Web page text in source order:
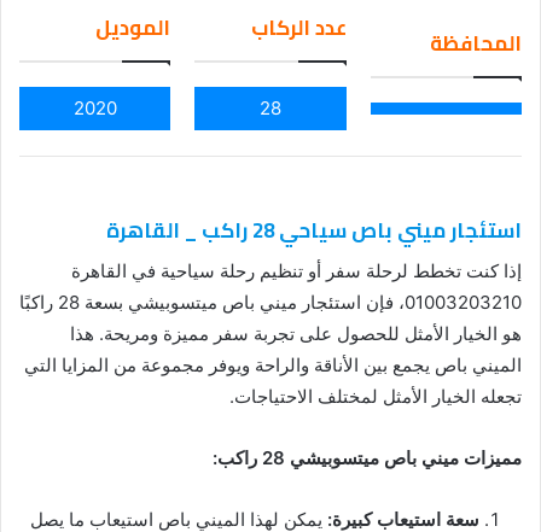
ail
المحافظة عدد الركاب
28
الموديل
2020
استئجار ميني باص سياحي 28 راكب _ القاهرة
إذا كنت تخطط لرحلة سفر أو تنظيم رحلة سياحية في القاهرة
01003203210، فإن استئجار ميني باص ميتسوبيشي بسعة 28 راكبًا
هو الخيار الأمثل للحصول على تجربة سفر مميزة ومريحة. هذا
الميني باص يجمع بين الأناقة والراحة ويوفر مجموعة من المزايا التي
تجعله الخيار الأمثل لمختلف الاحتياجات.
مميزات ميني باص ميتسوبيشي 28 راكب :
سعة استيعاب كبيرة: يمكن لهذا الميني باص استيعاب ما يصل